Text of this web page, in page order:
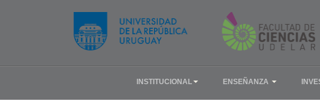
INSTITUCIONAL ENSEÑANZA